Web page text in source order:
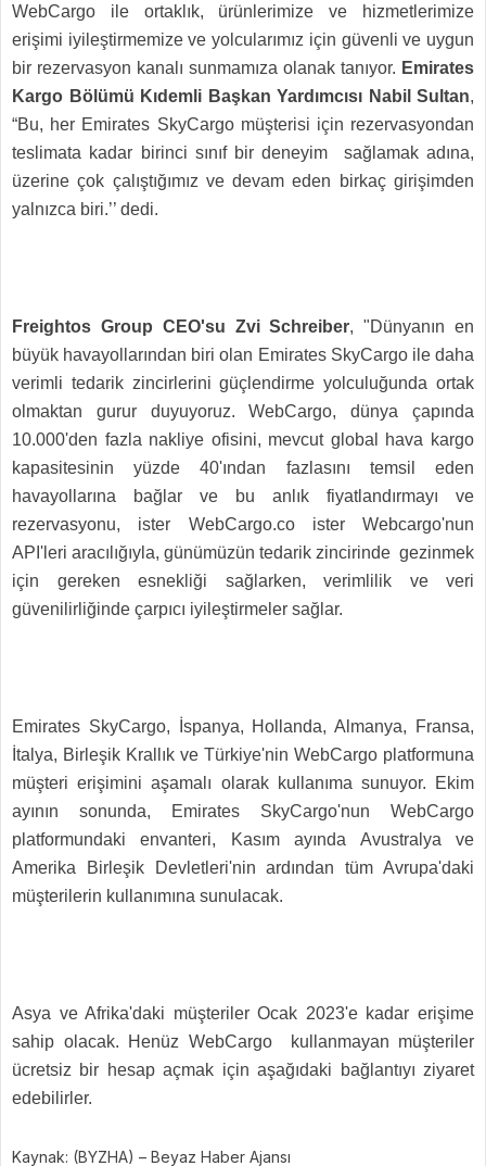
WebCargo ile ortaklık, ürünlerimize ve hizmetlerimize
erişimi iyileştirmemize ve yolcularımız için güvenli ve uygun
bir rezervasyon kanalı sunmamıza olanak tanıyor. Emirates
Kargo Bölümü Kıdemli Başkan Yardımcısı Nabil Sultan,
“Bu, her Emirates SkyCargo müşterisi için rezervasyondan
teslimata kadar birinci sınıf bir deneyim sağlamak adına,
üzerine çok çalıştığımız ve devam eden birkaç girişimden
yalnızca biri.’’ dedi.
Freightos Group CEO'su Zvi Schreiber, "Dünyanın en
büyük havayollarından biri olan Emirates SkyCargo ile daha
verimli tedarik zincirlerini güçlendirme yolculuğunda ortak
olmaktan gurur duyuyoruz. WebCargo, dünya çapında
10.000'den fazla nakliye ofisini, mevcut global hava kargo
kapasitesinin yüzde 40'ından fazlasını temsil eden
havayollarına bağlar ve bu anlık fiyatlandırmayı ve
rezervasyonu, ister WebCargo.co ister Webcargo'nun
API'leri aracılığıyla, günümüzün tedarik zincirinde gezinmek
için gereken esnekliği sağlarken, verimlilik ve veri
güvenilirliğinde çarpıcı iyileştirmeler sağlar.
Emirates SkyCargo, İspanya, Hollanda, Almanya, Fransa,
İtalya, Birleşik Krallık ve Türkiye'nin WebCargo platformuna
müşteri erişimini aşamalı olarak kullanıma sunuyor. Ekim
ayının sonunda, Emirates SkyCargo'nun WebCargo
platformundaki envanteri, Kasım ayında Avustralya ve
Amerika Birleşik Devletleri'nin ardından tüm Avrupa'daki
müşterilerin kullanımına sunulacak.
Asya ve Afrika'daki müşteriler Ocak 2023'e kadar erişime
sahip olacak. Henüz WebCargo kullanmayan müşteriler
ücretsiz bir hesap açmak için aşağıdaki bağlantıyı ziyaret
edebilirler.
Kaynak: (BYZHA) – Beyaz Haber Ajansı